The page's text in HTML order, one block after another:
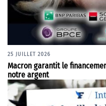
25 JUILLET 2026
Macron garantit le
notre argent